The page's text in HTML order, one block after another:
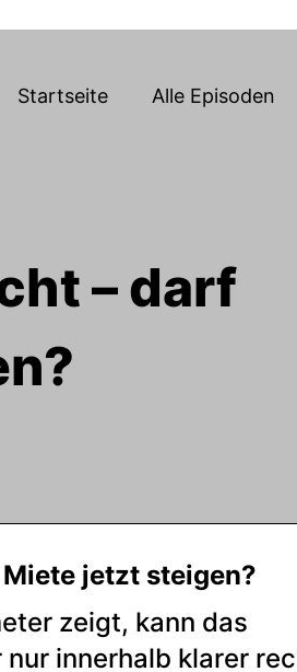
Startseite Alle Episoden
– darf